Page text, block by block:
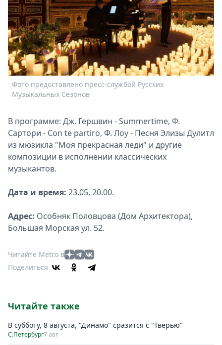
О
Metro
Стримы
Спецпроекты
Звезды
Выборы
2026
Скачай
Фото предоставлено пресс-службой Русских
Музыкальных Сезонов
В программе: Дж. Гершвин - Summertime, Ф.
Сартори - Con te partiro, Ф. Лоу - Песня Элизы Дулитл
из мюзикла "Моя прекрасная леди" и другие
композиции в исполнении классических
музыкантов.
Дата и время: 23.05, 20.00.
Адрес: Особняк Половцова (Дом Архитектора),
Большая Морская ул. 52.
Читайте Metro в
Поделиться
Читайте также
В субботу, 8 августа, "Динамо" сразится с "Тверью"
С.Петербург7 авг